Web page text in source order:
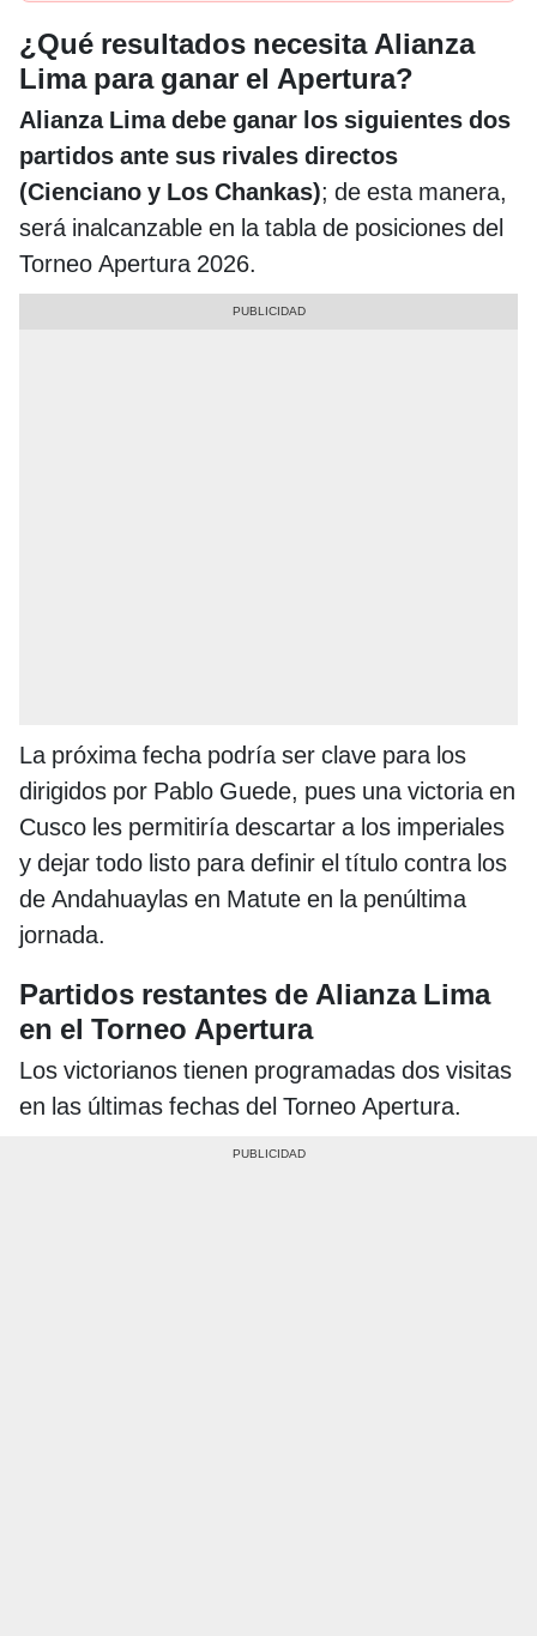
¿Qué resultados necesita Alianza
Lima para ganar el Apertura?
Alianza Lima debe ganar los siguientes dos
partidos ante sus rivales directos
(Cienciano y Los Chankas); de esta manera,
será inalcanzable en la tabla de posiciones del
Torneo Apertura 2026.
La próxima fecha podría ser clave para los
dirigidos por Pablo Guede, pues una victoria en
Cusco les permitiría descartar a los imperiales
y dejar todo listo para definir el título contra los
de Andahuaylas en Matute en la penúltima
jornada.
Partidos restantes de Alianza Lima
en el Torneo Apertura
Los victorianos tienen programadas dos visitas
en las últimas fechas del Torneo Apertura.